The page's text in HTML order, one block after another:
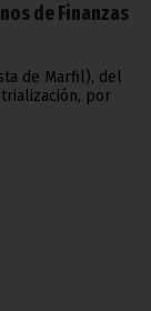
de Finanzas
de Marfil), del
por